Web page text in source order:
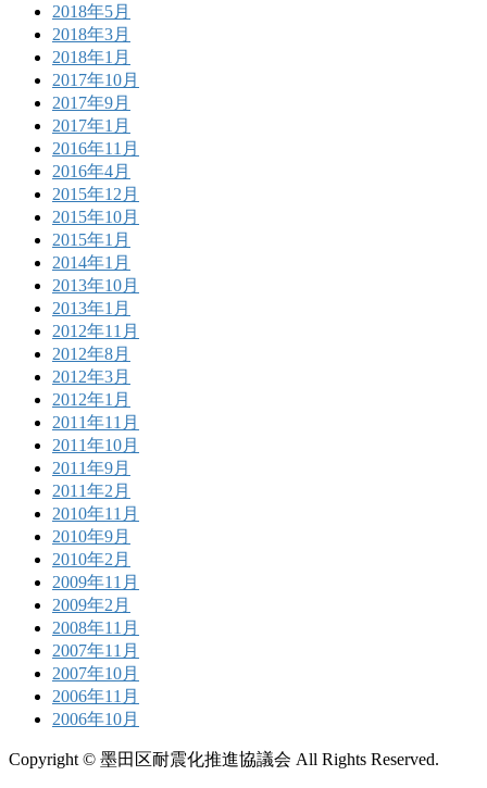
2018年5月
2018年3月
2018年1月
2017年10月
2017年9月
2017年1月
2016年11月
2016年4月
2015年12月
2015年10月
2015年1月
2014年1月
2013年10月
2013年1月
2012年11月
2012年8月
2012年3月
2012年1月
2011年11月
2011年10月
2011年9月
2011年2月
2010年11月
2010年9月
2010年2月
2009年11月
2009年2月
2008年11月
2007年11月
2007年10月
2006年11月
2006年10月
Copyright © 墨田区耐震化推進協議会 All Rights Reserved.